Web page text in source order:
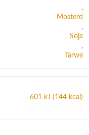
,
Mosterd
,
Soja
,
Tarwe
601 kJ (144 kcal)